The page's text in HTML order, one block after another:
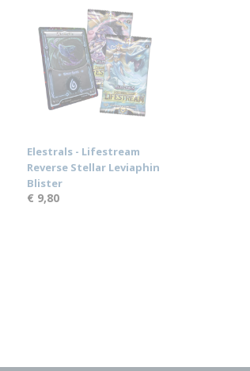
Elestrals - Lifestream
Reverse Stellar Leviaphin
Blister
€ 9,80